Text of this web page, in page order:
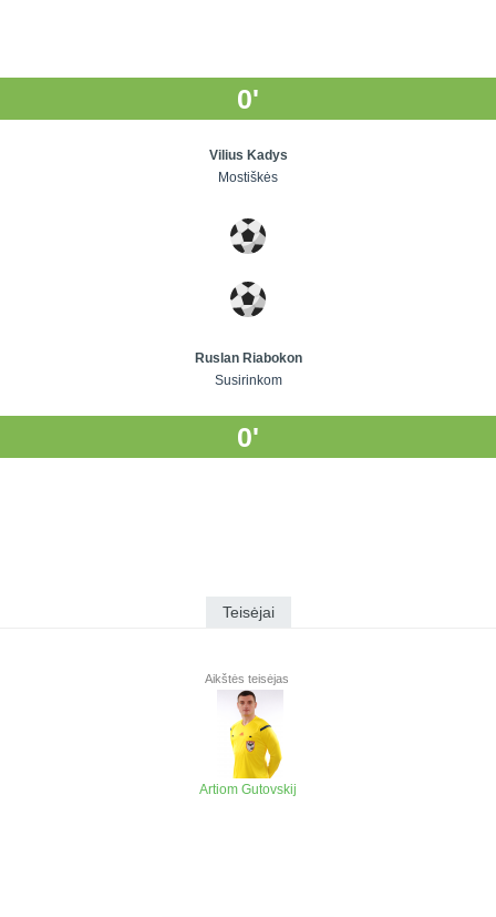
0'
Vilius Kadys
Mostiškės
Ruslan Riabokon
Susirinkom
0'
Teisėjai
Aikštės teisėjas
Artiom Gutovskij